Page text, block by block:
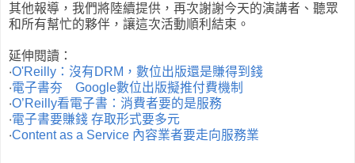
其他報導，我們將陸續提供，再次謝謝今天的演講者、聽眾
和所有幫忙的夥伴，讓這次活動順利結束。
延伸閱讀：
‧O'Reilly：沒有DRM，數位出版還是賺得到錢
‧電子書夯 Google數位出版擬推付費機制
‧O’Reilly看電子書：消費者要的是服務
‧電子書要賺錢 存取形式要多元
‧Content as a Service 內容業者要走向服務業